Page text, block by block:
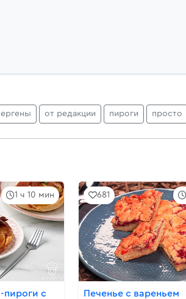
от редакции пироги просто
1 ч 10 мин
пироги с
681
Печенье с вареньем